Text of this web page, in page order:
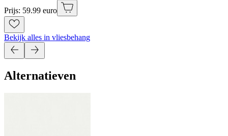
Prijs: 59.99 euro
Bekijk alles in vliesbehang
Alternatieven